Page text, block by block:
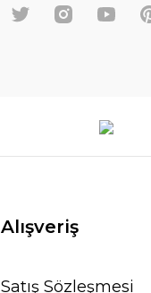
Alışveriş
Satış Sözleşmesi